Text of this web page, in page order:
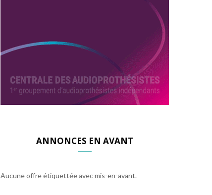
ANNONCES EN AVANT
Aucune offre étiquettée avec mis-en-avant.